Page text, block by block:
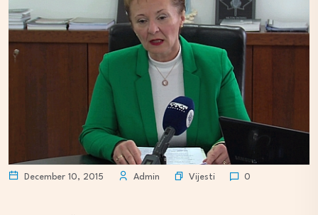
December 10, 2015 Admin Vijesti 0